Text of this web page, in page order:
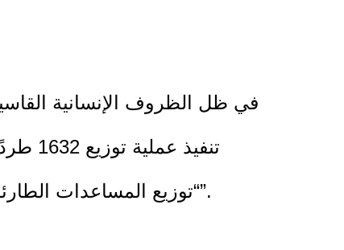
في ظل الظروف الإنسانية
“توزيع المساعدات الطارئة على السكان والمدخلات الزراعية للمزارعين المتضررين في جنوب ووسط قطاع غزة”.